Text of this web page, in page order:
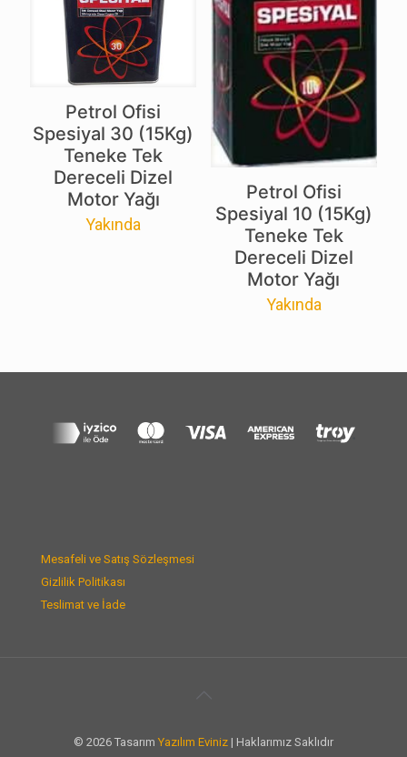
Petrol Ofisi
Spesiyal 30 (15Kg)
Teneke Tek
Dereceli Dizel
Motor Yağı
Yakında
Petrol Ofisi
Spesiyal 10 (15Kg)
Teneke Tek
Dereceli Dizel
Motor Yağı
Yakında
Mesafeli ve Satış Sözleşmesi
Gizlilik Politikası
Teslimat ve İade
© 2026 Tasarım Yazılım Eviniz | Haklarımız Saklıdır